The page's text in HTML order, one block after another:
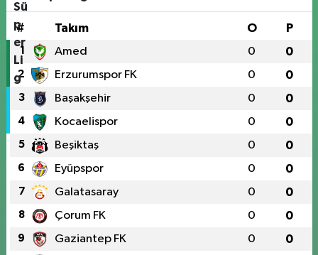
# Takım O P
1 Amed 0 0
2 Erzurumspor FK 0 0
3 Başakşehir 0 0
4 Kocaelispor 0 0
5 Beşiktaş 0 0
6 Eyüpspor 0 0
7 Galatasaray 0 0
8 Çorum FK 0 0
9 Gaziantep FK 0 0